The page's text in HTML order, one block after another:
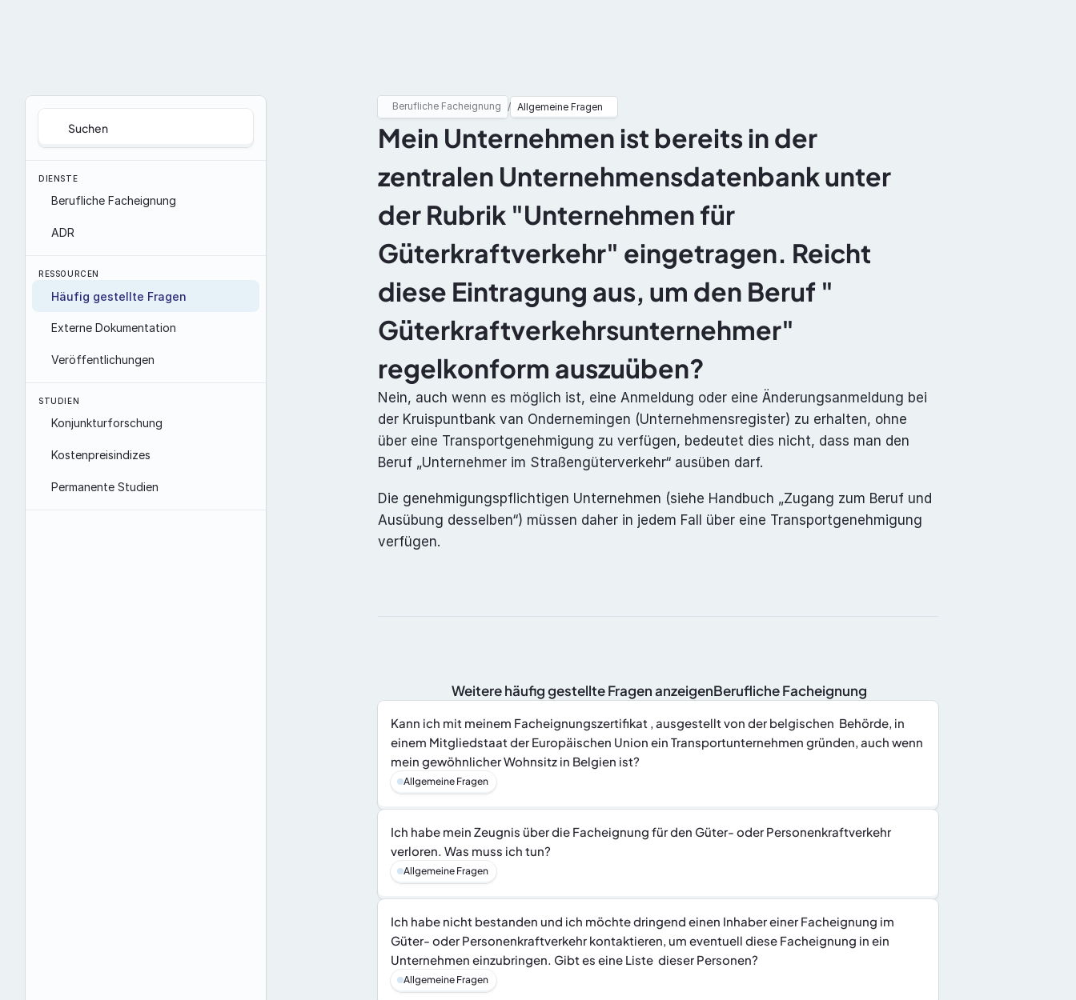
Suchen
DIENSTE
Berufliche Facheignung
ADR
RESSOURCEN
Häufig gestellte Fragen
Externe Dokumentation
Veröffentlichungen
STUDIEN
Konjunkturforschung
Kostenpreisindizes
Permanente Studien
Berufliche Facheignung / Allgemeine Fragen
Mein Unternehmen ist bereits in der
zentralen Unternehmensdatenbank unter
der Rubrik "Unternehmen für
Güterkraftverkehr" eingetragen. Reicht
diese Eintragung aus, um den Beruf "
Güterkraftverkehrsunternehmer"
regelkonform auszuüben?
Nein, auch wenn es möglich ist, eine Anmeldung oder eine Änderungsanmeldung bei
der Kruispuntbank van Ondernemingen (Unternehmensregister) zu erhalten, ohne
über eine Transportgenehmigung zu verfügen, bedeutet dies nicht, dass man den
Beruf „Unternehmer im Straßengüterverkehr“ ausüben darf.
Die genehmigungspflichtigen Unternehmen (siehe Handbuch „Zugang zum Beruf und
Ausübung desselben“) müssen daher in jedem Fall über eine Transportgenehmigung
verfügen.
Weitere häufig gestellte Fragen anzeigenBerufliche Facheignung
Kann ich mit meinem Facheignungszertifikat , ausgestellt von der belgischen  Behörde, in
einem Mitgliedstaat der Europäischen Union ein Transportunternehmen gründen, auch wenn
mein gewöhnlicher Wohnsitz in Belgien ist?
Allgemeine Fragen
Ich habe mein Zeugnis über die Facheignung für den Güter- oder Personenkraftverkehr
verloren. Was muss ich tun?
Allgemeine Fragen
Ich habe nicht bestanden und ich möchte dringend einen Inhaber einer Facheignung im
Güter- oder Personenkraftverkehr kontaktieren, um eventuell diese Facheignung in ein
Unternehmen einzubringen. Gibt es eine Liste  dieser Personen?
Allgemeine Fragen